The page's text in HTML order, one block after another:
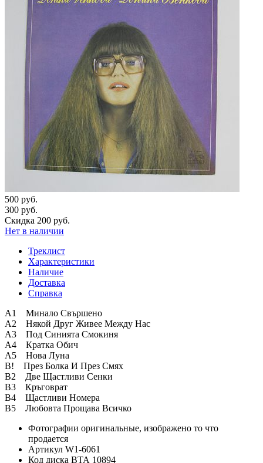
500 руб.
300 руб.
Скидка 200 руб.
Нет в наличии
Треклист
Характеристики
Наличие
Доставка
Справка
A1 Минало Свършено
A2 Някой Друг Живее Между Нас
A3 Под Синията Смокиня
A4 Кратка Обич
A5 Нова Луна
B! През Болка И През Смях
B2 Две Щастливи Сенки
B3 Кръговрат
B4 Щастливи Номера
B5 Любовта Прощава Всичко
Фотографии оригинальные, изображено то что
продается
Артикул W1-6061
Код диска ВТА 10894